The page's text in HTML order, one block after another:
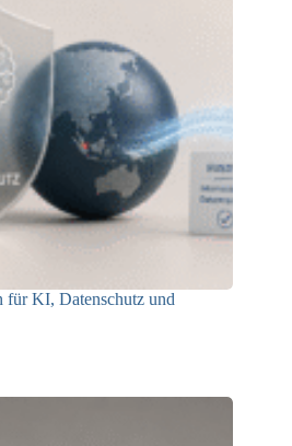
für KI, Datenschutz und